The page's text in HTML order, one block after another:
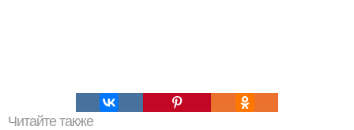
Читайте также